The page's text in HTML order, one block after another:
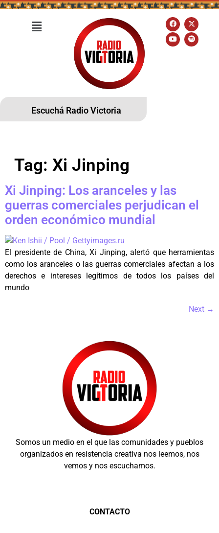
Escuchá Radio Victoria
Tag: Xi Jinping
Xi Jinping: Los aranceles y las
guerras comerciales perjudican el
orden económico mundial
El presidente de China, Xi Jinping, alertó que herramientas
como los aranceles o las guerras comerciales afectan a los
derechos e intereses legítimos de todos los países del
mundo
Next →
Somos un medio en el que las comunidades y pueblos
organizados en resistencia creativa nos leemos, nos
vemos y nos escuchamos.
CONTACTO